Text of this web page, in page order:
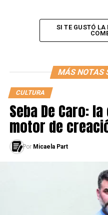
https://youtu.be/
Capítulo 2
SI TE GUSTÓ LA
MÁS NOTAS
CULTURA
Seba De Caro:
motor de
Por Micaela Part